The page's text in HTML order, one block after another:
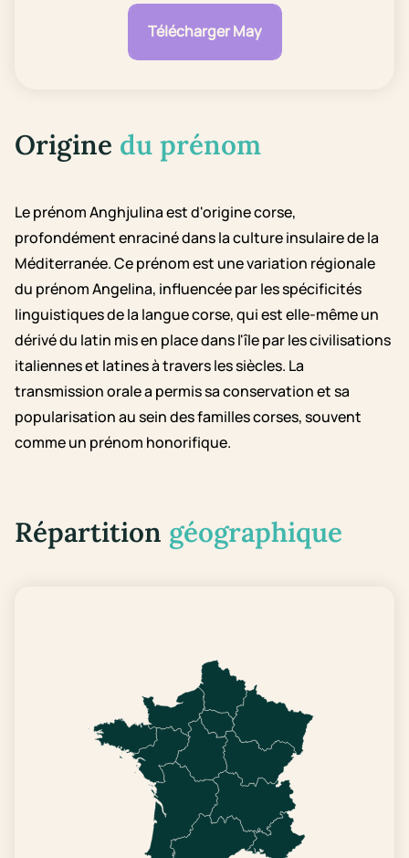
Télécharger May
Origine du prénom
Le prénom Anghjulina est d'origine corse,
profondément enraciné dans la culture insulaire de la
Méditerranée. Ce prénom est une variation régionale
du prénom Angelina, influencée par les spécificités
linguistiques de la langue corse, qui est elle-même un
dérivé du latin mis en place dans l'île par les civilisations
italiennes et latines à travers les siècles. La
transmission orale a permis sa conservation et sa
popularisation au sein des familles corses, souvent
comme un prénom honorifique.
Répartition géographique